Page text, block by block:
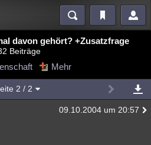
Blogs
Mystery Kriminalfälle
davon gehört? +Zusatzfrage
Beiträge
Mehr
2 / 2
09.10.2004 um 20:57